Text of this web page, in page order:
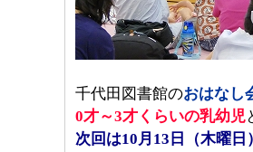
千代田図書館のおはなし
0才～3才くらいの乳幼児
次回は10月13 日（木曜日